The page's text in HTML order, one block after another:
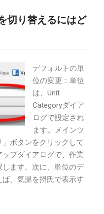
切り替えるにはど
デフォルトの単
位の変更：単位
は、Unit
Categoryダイア
ログで設定され
ます。メインツ
ボタンをクリックして
プダイアログで、作業
ます。次に、単位のデ
、気温を摂氏で表示す